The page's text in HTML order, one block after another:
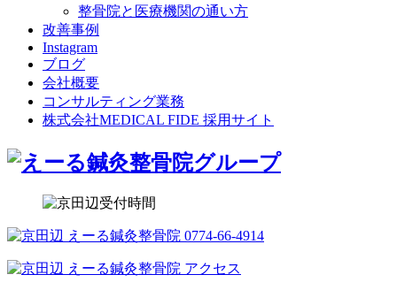
整骨院と医療機関の通い方
改善事例
Instagram
ブログ
会社概要
コンサルティング業務
株式会社MEDICAL FIDE 採用サイト